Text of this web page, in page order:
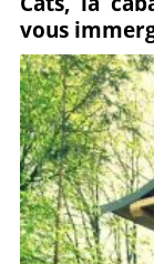
vous